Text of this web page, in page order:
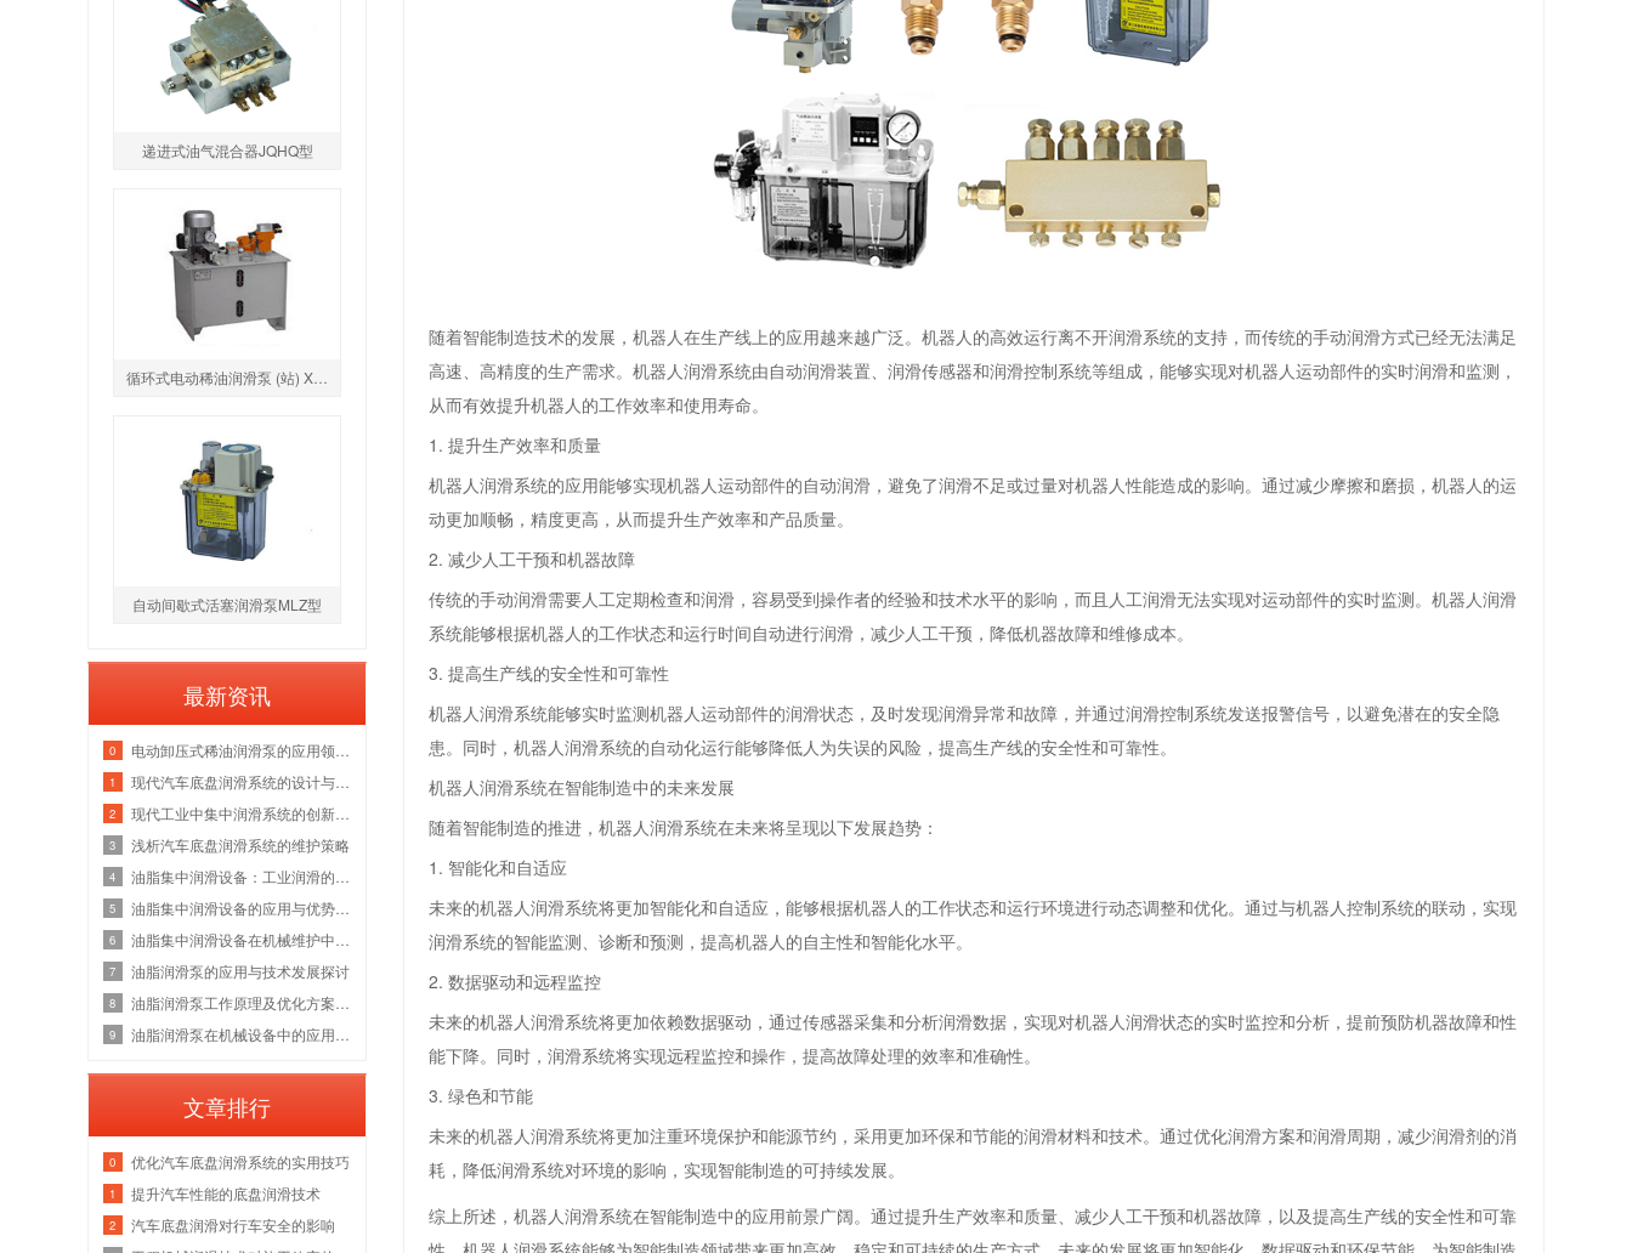
随着智能制造技术的发展，机器人在生产线上的应用越来越广泛。机器人的高效运行离不开润滑系统的支持，而传统的手动润滑方式已经无法满足
高速、高精度的生产需求。机器人润滑系统由自动润滑装置、润滑传感器和润滑控制系统等组成，能够实现对机器人运动部件的实时润滑和监测，
从而有效提升机器人的工作效率和使用寿命。
1. 提升生产效率和质量
机器人润滑系统的应用能够实现机器人运动部件的自动润滑，避免了润滑不足或过量对机器人性能造成的影响。通过减少摩擦和磨损，机器人的运
动更加顺畅，精度更高，从而提升生产效率和产品质量。
2. 减少人工干预和机器故障
传统的手动润滑需要人工定期检查和润滑，容易受到操作者的经验和技术水平的影响，而且人工润滑无法实现对运动部件的实时监测。 机器人润滑
系统能够根据机器人的工作状态和运行时间自动进行润滑，减少人工干预，降低机器故障和维修成本。
3. 提高生产线的安全性和可靠性
机器人润滑系统能够实时监测机器人运动部件的润滑状态，及时发现润滑异常和故障，并通过润滑控制系统发送报警信号，以避免潜在的安全隐
患。同时，机器人润滑系统的自动化运行能够降低人为失误的风险，提高生产线的安全性和可靠性。
机器人润滑系统在智能制造中的未来发展
随着智能制造的推进，机器人润滑系统在未来将呈现以下发展趋势：
1. 智能化和自适应
未来的机器人润滑系统将更加智能化和自适应，能够根据机器人的工作状态和运行环境进行动态调整和优化。通过与机器人控制系统的联动，实现
润滑系统的智能监测、诊断和预测，提高机器人的自主性和智能化水平。
2. 数据驱动和远程监控
未来的机器人润滑系统将更加依赖数据驱动，通过传感器采集和分析润滑数据，实现对机器人润滑状态的实时监控和分析，提前预防机器故障和性
能下降。同时，润滑系统将实现远程监控和操作，提高故障处理的效率和准确性。
3. 绿色和节能
未来的机器人润滑系统将更加注重环境保护和能源节约，采用更加环保和节能的润滑材料和技术。通过优化润滑方案和润滑周期，减少润滑剂的消
耗，降低润滑系统对环境的影响，实现智能制造的可持续发展。
综上所述，机器人润滑系统在智能制造中的应用前景广阔。通过提升生产效率和质量、减少人工干预和机器故障，以及提高生产线的安全性和可靠
递进式油气混合器JQHQ型
自动间歇式活塞润滑泵MLZ型
最新资讯
0
1
2
3 浅析汽车底盘润滑系统的维护策略
4
5
6
7 油脂润滑泵的应用与技术发展探讨
8
9
文章排行
0 优化汽车底盘润滑系统的实用技巧
1 提升汽车性能的底盘润滑技术
2 汽车底盘润滑对行车安全的影响